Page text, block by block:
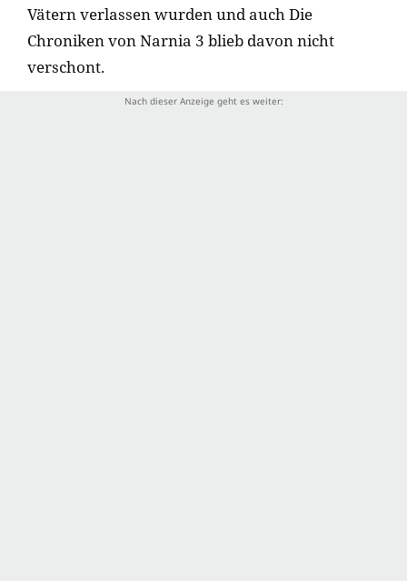
Vätern verlassen wurden und auch Die
Chroniken von Narnia 3 blieb davon nicht
verschont.